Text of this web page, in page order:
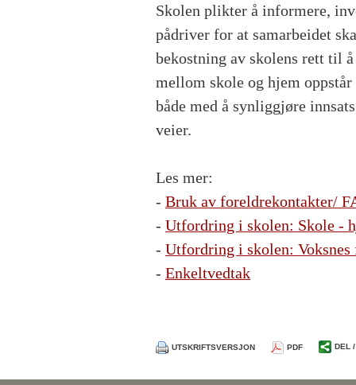
Skolen plikter å informere,
pådriver for at samarbeidet
bekostning av skolens rett til
mellom skole og hjem
både med å synliggjøre
veier.
Les mer:
- Bruk av foreldrekontakter/
- Utfordring i skolen: Skole -
- Utfordring i skolen:
- Enkeltvedtak
UTSKRIFTSVERSJON PDF DEL